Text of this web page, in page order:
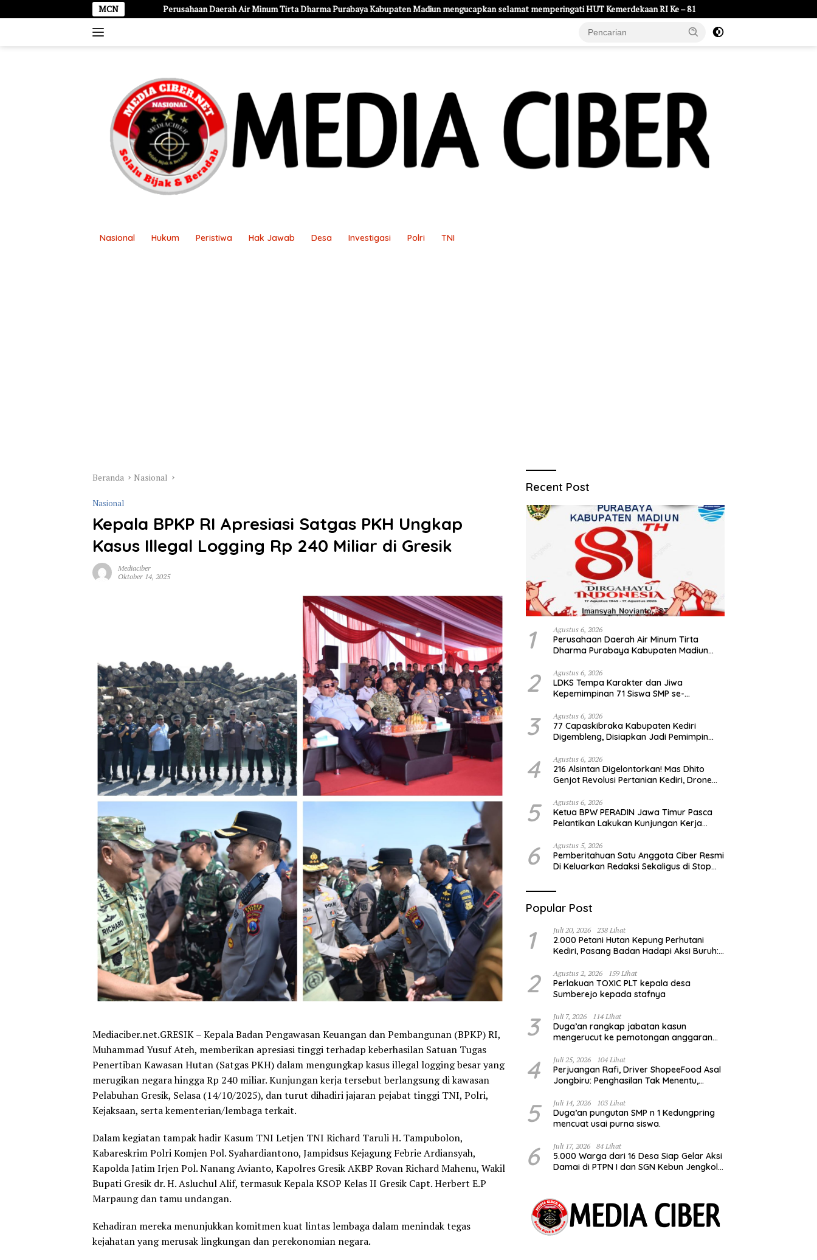
ke
MCN
Perusahaan Daerah Air Minum Tirta Dharma Purabaya Kabupaten Madiun mengucapkan selamat memperingati HUT Kemerdekaan RI Ke – 81 LDKS Tempa Karakter dan Jiwa Kepemimpinan
Nasional Hukum Peristiwa Hak Jawab Desa Investigasi Polri TNI
Beranda Nasional
Nasional
Kepala BPKP RI Apresiasi Satgas PKH Ungkap
Kasus Illegal Logging Rp 240 Miliar di Gresik
Mediaciber
Oktober 14, 2025
Mediaciber.net.GRESIK – Kepala Badan Pengawasan Keuangan dan Pembangunan (BPKP) RI,
Muhammad Yusuf Ateh, memberikan apresiasi tinggi terhadap keberhasilan Satuan Tugas
Penertiban Kawasan Hutan (Satgas PKH) dalam mengungkap kasus illegal logging besar yang
merugikan negara hingga Rp 240 miliar. Kunjungan kerja tersebut berlangsung di kawasan
Pelabuhan Gresik, Selasa (14/10/2025), dan turut dihadiri jajaran pejabat tinggi TNI, Polri,
Kejaksaan, serta kementerian/lembaga terkait.
Dalam kegiatan tampak hadir Kasum TNI Letjen TNI Richard Taruli H. Tampubolon,
Kabareskrim Polri Komjen Pol. Syahardiantono, Jampidsus Kejagung Febrie Ardiansyah,
Kapolda Jatim Irjen Pol. Nanang Avianto, Kapolres Gresik AKBP Rovan Richard Mahenu, Wakil
Bupati Gresik dr. H. Asluchul Alif, termasuk Kepala KSOP Kelas II Gresik Capt. Herbert E.P
Marpaung dan tamu undangan.
Kehadiran mereka menunjukkan komitmen kuat lintas lembaga dalam menindak tegas
kejahatan yang merusak lingkungan dan perekonomian negara.
Recent Post
1 Agustus 6, 2026
Perusahaan Daerah Air Minum Tirta
Dharma Purabaya Kabupaten Madiun
HUT Kemerdekaan RI Ke – 81
2 Agustus 6, 2026
LDKS Tempa Karakter dan Jiwa
Kepemimpinan 71 Siswa SMP se-
Pemimpin Generasi Emas
3 Agustus 6, 2026
77 Capaskibraka Kabupaten Kediri
Digembleng, Disiapkan Jadi Pemimpin
Merah Putih
4 Agustus 6, 2026
216 Alsintan Digelontorkan! Mas Dhito
Genjot Revolusi Pertanian Kediri, Drone
Regenerasi Petani
5 Agustus 6, 2026
Ketua BPW PERADIN Jawa Timur Pasca
Pelantikan Lakukan Kunjungan Kerja
Sinergitas Organisasi
6 Agustus 5, 2026
Pemberitahuan Satu Anggota Ciber Resmi
Di Keluarkan Redaksi Sekaligus di Stop
Popular Post
1 Juli 20, 2026 238 Lihat
2.000 Petani Hutan Kepung Perhutani
Kediri, Pasang Badan Hadapi Aksi Buruh:
Hutan”
2 Agustus 2, 2026 159 Lihat
Perlakuan TOXIC PLT kepala desa
Sumberejo kepada stafnya
3 Juli 7, 2026 114 Lihat
Duga’an rangkap jabatan kasun
mengerucut ke pemotongan anggaran
4 Juli 25, 2026 104 Lihat
Perjuangan Rafi, Driver ShopeeFood Asal
Jongbiru: Penghasilan Tak Menentu,
5 Juli 14, 2026 103 Lihat
Duga’an pungutan SMP n 1 Kedungpring
mencuat usai purna siswa.
6 Juli 17, 2026 84 Lihat
5.000 Warga dari 16 Desa Siap Gelar Aksi
Damai di PTPN I dan SGN Kebun Jengkol,